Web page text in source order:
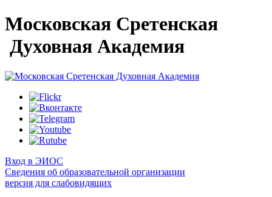
Московская Сретенская
Духовная Академия
Вход в ЭИОС
Сведения об образовательной организации
версия для слабовидящих